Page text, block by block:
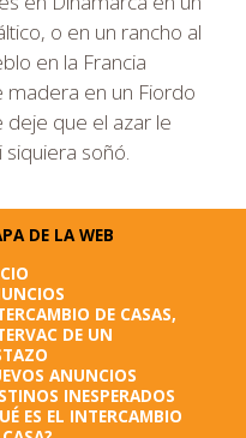
o en un rancho al
en la Francia
madera en un Fiordo
deje que el azar le
siquiera soñó.
DE LA WEB
DE CASAS,
DE UN
ANUNCIOS
INESPERADOS
ES EL INTERCAMBIO